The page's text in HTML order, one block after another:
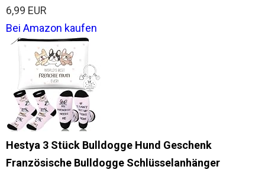
6,99 EUR
Bei Amazon kaufen
Hestya 3 Stück Bulldogge Hund Geschenk
Französische Bulldogge Schlüsselanhänger